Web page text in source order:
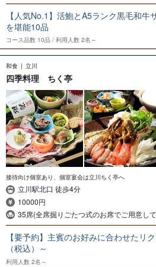
【人気No.1】活鮑とA5ランク黒毛和牛
を堪能10品
コース品数 10品 利用人数 2名～
和食 立川
四季料理 ちく亭
接待向け個室あり、個室宴会は立川ちく亭へ
立川駅北口 徒歩4分
10000円
35席(全席掘りごたつ式のお席でご用意し
【要予約】主賓のお好みに合わせたリ
（税込）～
利用人数 2名～